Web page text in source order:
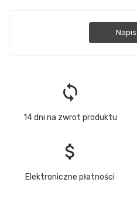
loop
14 dni na zwrot produktu
attach_money
Elektroniczne płatności